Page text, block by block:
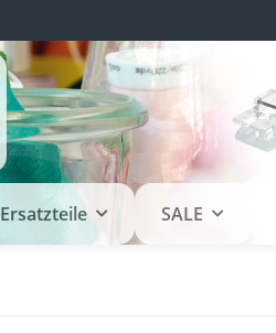
Ersatzteile SALE